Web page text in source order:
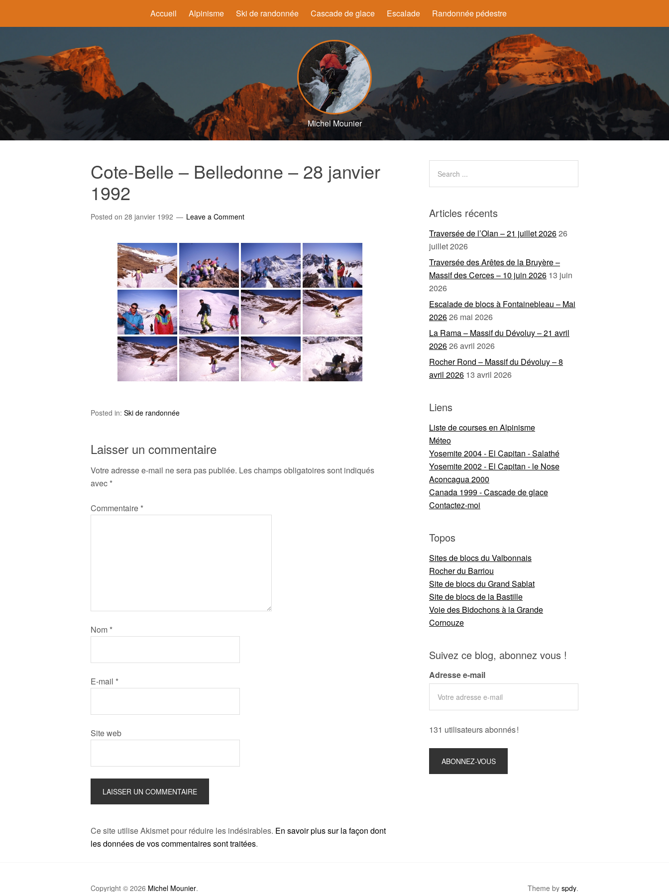
Accueil Alpinisme Ski de randonnée Cascade de glace Escalade Randonnée pédestre
Michel Mounier
Cote-Belle – Belledonne – 28 janvier
1992
Posted on 28 janvier 1992 Leave a Comment
Posted in: Ski de randonnée
Laisser un commentaire
Votre adresse e-mail ne sera pas publiée. Les champs obligatoires sont indiqués
avec *
Commentaire *
Nom *
E-mail *
Site web
Ce site utilise Akismet pour réduire les indésirables. En savoir plus sur la façon dont
les données de vos commentaires sont traitées.
Articles récents
Traversée de l’Olan – 21 juillet 202626
juillet 2026
Traversée des Arêtes de la Bruyère –
Massif des Cerces – 10 juin 2026 13 juin
2026
Escalade de blocs à Fontainebleau – Mai
202626 mai 2026
La Rama – Massif du Dévoluy – 21 avril
202626 avril 2026
Rocher Rond – Massif du Dévoluy – 8
avril 2026 13 avril 2026
Liens
Liste de courses en Alpinisme
Méteo
Yosemite 2004 - El Capitan - Salathé
Yosemite 2002 - El Capitan - le Nose
Aconcagua 2000
Canada 1999 - Cascade de glace
Contactez-moi
Topos
Sites de blocs du Valbonnais
Rocher du Barriou
Site de blocs du Grand Sablat
Site de blocs de la Bastille
Voie des Bidochons à la Grande
Cornouze
Suivez ce blog, abonnez vous !
Adresse e-mail
131 utilisateurs abonnés !
Copyright © 2026 Michel Mounier. Theme by spdy.